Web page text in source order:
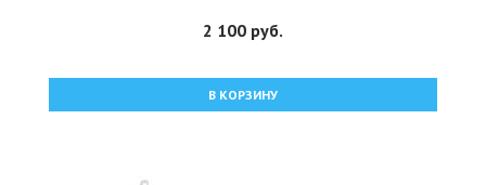
2 100 руб.
В КОРЗИНУ